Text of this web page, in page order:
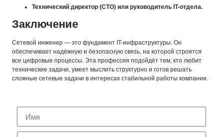
Технический директор (CTO) или руководитель IT-отдела.
Заключение
Сетевой инженер — это фундамент IT-инфраструктуры. Он
обеспечивает надёжную и безопасную связь, на которой строятся
все цифровые процессы. Эта профессия подойдёт тем, кто любит
технические задачи, умеет мыслить структурно и готов решать
сложные сетевые задачи в интересах стабильной работы компании.